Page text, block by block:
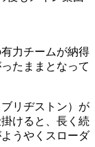
力チームが納得
たままとなって
リヂストン）が
けると、長く続
うやくスローダ